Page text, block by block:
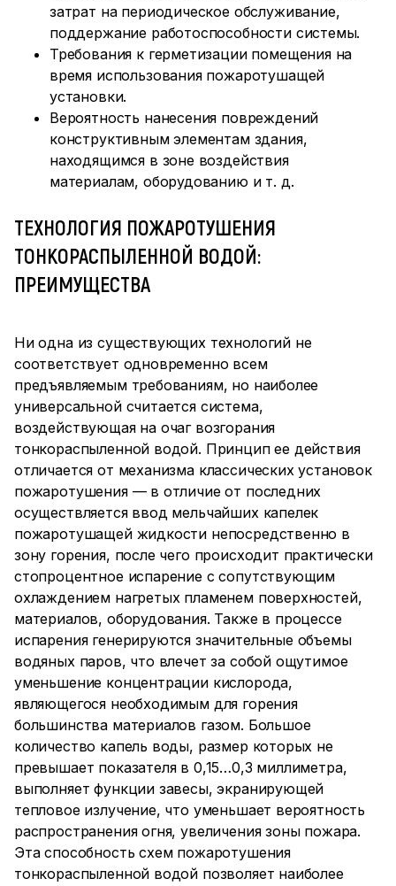
затрат на периодическое обслуживание,
поддержание работоспособности системы.
Требования к герметизации помещения на
время использования пожаротушащей
установки.
Вероятность нанесения повреждений
конструктивным элементам здания,
находящимся в зоне воздействия
материалам, оборудованию и т. д.
ТЕХНОЛОГИЯ ПОЖАРОТУШЕНИЯ
ТОНКОРАСПЫЛЕННОЙ ВОДОЙ:
ПРЕИМУЩЕСТВА
Ни одна из существующих технологий не
соответствует одновременно всем
предъявляемым требованиям, но наиболее
универсальной считается система,
воздействующая на очаг возгорания
тонкораспыленной водой. Принцип ее действия
отличается от механизма классических установок
пожаротушения — в отличие от последних
осуществляется ввод мельчайших капелек
пожаротушащей жидкости непосредственно в
зону горения, после чего происходит практически
стопроцентное испарение с сопутствующим
охлаждением нагретых пламенем поверхностей,
материалов, оборудования. Также в процессе
испарения генерируются значительные объемы
водяных паров, что влечет за собой ощутимое
уменьшение концентрации кислорода,
являющегося необходимым для горения
большинства материалов газом. Большое
количество капель воды, размер которых не
превышает показателя в 0,15…0,3 миллиметра,
выполняет функции завесы, экранирующей
тепловое излучение, что уменьшает вероятность
распространения огня, увеличения зоны пожара.
Эта способность схем пожаротушения
тонкораспыленной водой позволяет наиболее